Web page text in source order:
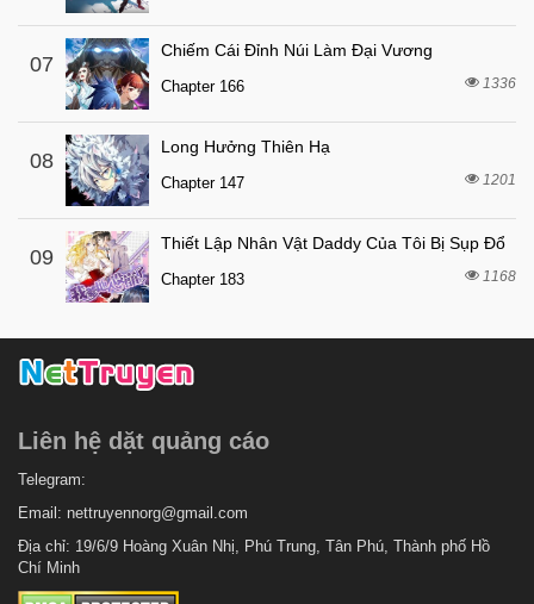
Chapter 23
Chapter 22 7 tháng trước
Chapter 21
Chapter 20 7 tháng trước
Chapter 19
Chapter 18
Chapter 17 7 tháng trước
Chapter 16
Chapter 14
Chapter 12 7 tháng trước
Chapter 11
Chapter 10
Chapter 9 7 tháng trước
07
Chiếm Cái Đỉnh Núi Làm Đại Vương
Chapter 166 1336
08
Long Hưởng Thiên Hạ
Chapter 147 1201
09
Thiết Lập Nhân Vật Daddy Của Tôi Bị Sụp Đổ
Chapter 183 1168
Liên hệ dặt quảng cáo
Telegram:
Email: nettruyennorg@gmail.com
Địa chỉ: 19/6/9 Hoàng Xuân Nhị, Phú Trung, Tân Phú, Thành phố Hồ
Chí Minh